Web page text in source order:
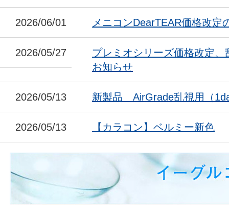
2026/06/01 メニコンDearTEAR価格改定
2026/05/27
プレミオシリーズ価格改定
お知らせ
2026/05/13 新製品 AirGrade乱視用（
2026/05/13 【カラコン】ベルミー新色